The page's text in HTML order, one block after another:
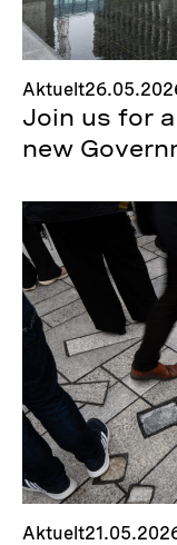
Aktuelt
Join us for
new
Aktuelt